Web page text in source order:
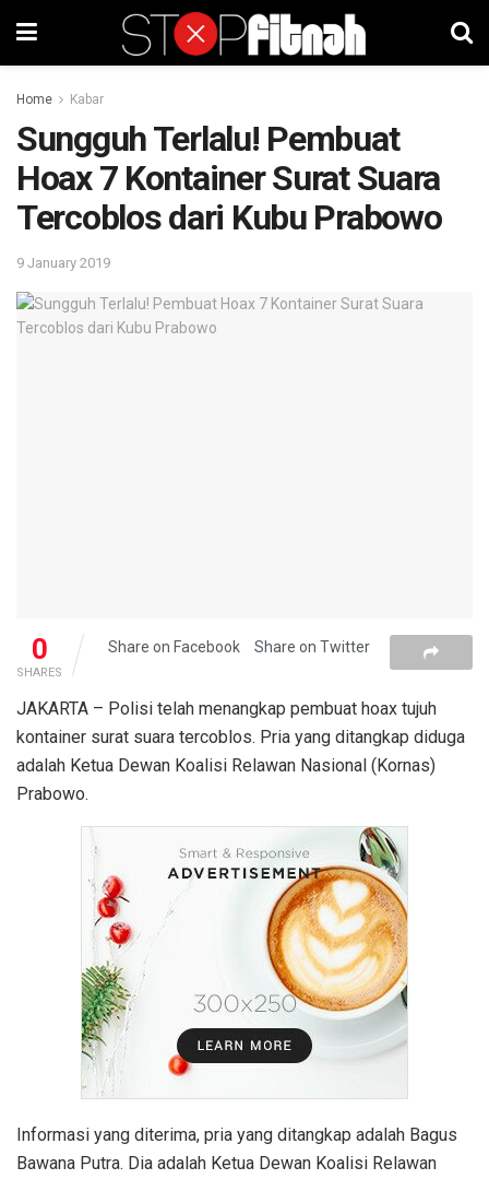
Home Kabar
Sungguh Terlalu! Pembuat
Hoax 7 Kontainer Surat Suara
Tercoblos dari Kubu Prabowo
9 January 2019
0
SHARES
Share on Facebook Share on Twitter
JAKARTA – Polisi telah menangkap pembuat hoax tujuh
kontainer surat suara tercoblos. Pria yang ditangkap diduga
adalah Ketua Dewan Koalisi Relawan Nasional (Kornas)
Prabowo.
Informasi yang diterima, pria yang ditangkap adalah Bagus
Bawana Putra. Dia adalah Ketua Dewan Koalisi Relawan